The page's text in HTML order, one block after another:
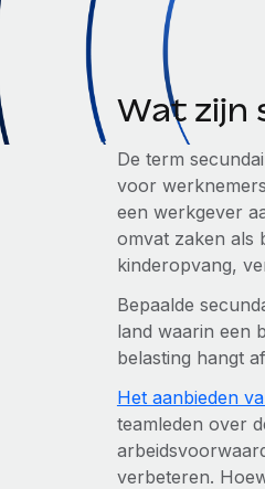
Wat zijn
De term
voor
een werkgever
omvat zaken als
kinderopvang,
Bepaalde
land waarin een
belasting hangt
Het aanbieden
teamleden over
verbeteren.